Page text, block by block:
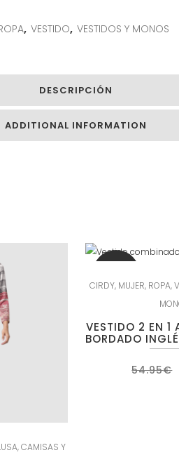
, VESTIDO, VESTIDOS Y MONOS
DESCRIPCIÓN
ADDITIONAL INFORMATION
,CAMISAS Y
CIRDY, MUJER, ROPA,
VESTIDO 2 EN 1
BORDADO
54.95€